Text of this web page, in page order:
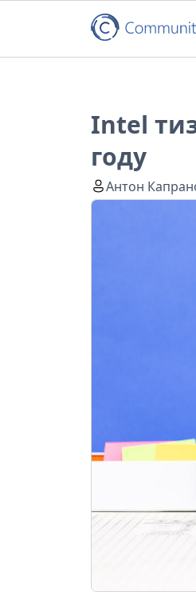
Intel
году
Антон